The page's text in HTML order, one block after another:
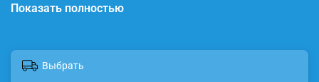
Показать полностью
Выбрать